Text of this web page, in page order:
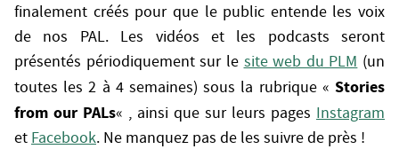
finalement créés pour que le public entende les voix
de nos PAL. Les vidéos et les podcasts seront
présentés périodiquement sur le site web du PLM (un
toutes les 2 à 4 semaines) sous la rubrique « Stories
from our PALs« , ainsi que sur leurs pages Instagram
et Facebook. Ne manquez pas de les suivre de près !